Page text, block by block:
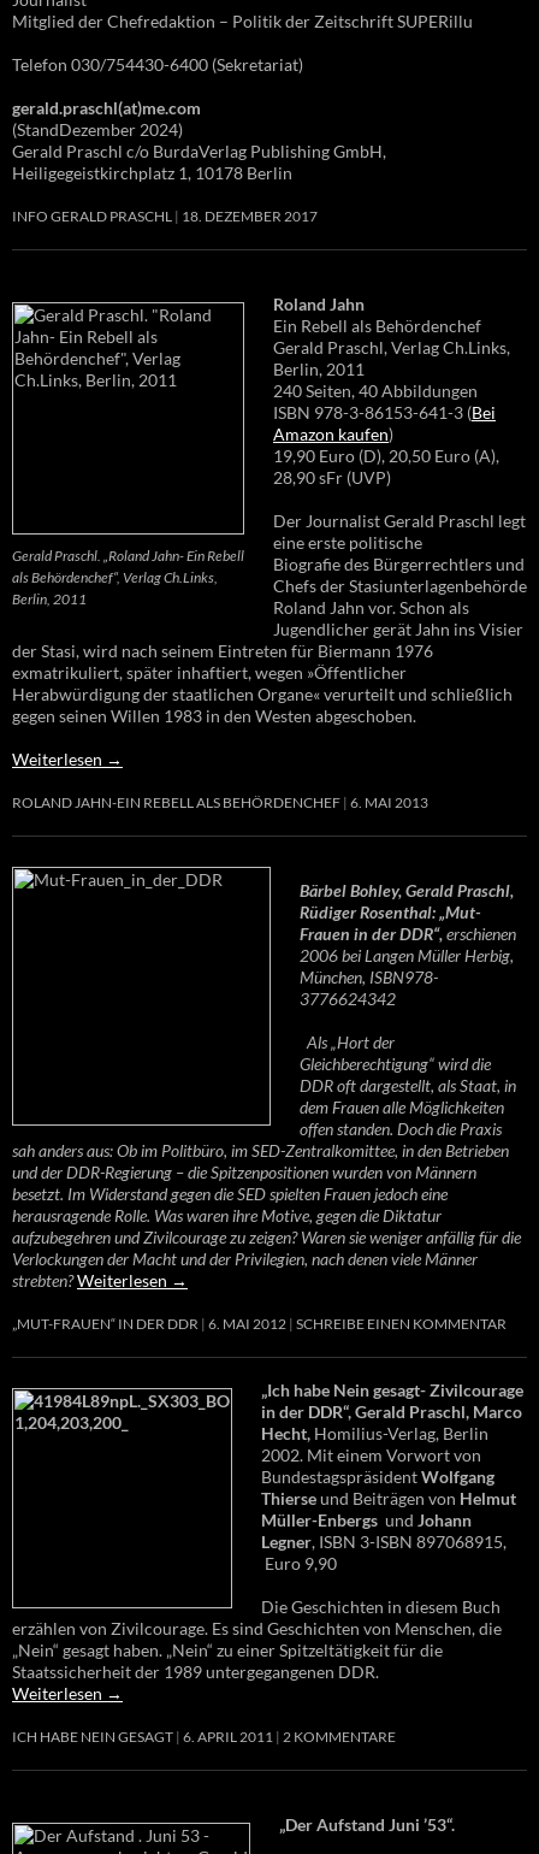
Mitglied der Chefredaktion – Politik der Zeitschrift SUPERillu
Telefon 030/754430-6400 (Sekretariat)
gerald.praschl(at)me.com
(StandDezember 2024)
Gerald Praschl c/o BurdaVerlag Publishing GmbH,
Heiligegeistkirchplatz 1, 10178 Berlin
INFO GERALD PRASCHL 18. DEZEMBER 2017
Gerald Praschl. „Roland Jahn- Ein Rebell
als Behördenchef“, Verlag Ch.Links,
Berlin, 2011
Roland Jahn
Ein Rebell als Behördenchef
Gerald Praschl, Verlag Ch.Links,
Berlin, 2011
240 Seiten, 40 Abbildungen
ISBN 978-3-86153-641-3 (Bei
Amazon kaufen)
19,90 Euro (D), 20,50 Euro (A),
28,90 sFr (UVP)
Der Journalist Gerald Praschl legt
eine erste politische
Biografie des Bürgerrechtlers und
Chefs der Stasiunterlagenbehörde
Roland Jahn vor. Schon als
Jugendlicher gerät Jahn ins Visier
der Stasi, wird nach seinem Eintreten für Biermann 1976
exmatrikuliert, später inhaftiert, wegen »Öffentlicher
Herabwürdigung der staatlichen Organe« verurteilt und schließlich
gegen seinen Willen 1983 in den Westen abgeschoben.
Weiterlesen →
ROLAND JAHN-EIN REBELL ALS BEHÖRDENCHEF 6. MAI 2013
Bärbel Bohley, Gerald Praschl,
Rüdiger Rosenthal: „Mut-
Frauen in der DDR“,erschienen
2006 bei Langen Müller Herbig,
München, ISBN978-
3776624342
Als „Hort der
Gleichberechtigung“ wird die
DDR oft dargestellt, als Staat, in
dem Frauen alle Möglichkeiten
offen standen. Doch die Praxis
sah anders aus: Ob im Politbüro, im SED-Zentralkomittee, in den Betrieben
und der DDR-Regierung – die Spitzenpositionen wurden von Männern
besetzt. Im Widerstand gegen die SED spielten Frauen jedoch eine
herausragende Rolle. Was waren ihre Motive, gegen die Diktatur
aufzubegehren und Zivilcourage zu zeigen? Waren sie weniger anfällig für die
Verlockungen der Macht und der Privilegien, nach denen viele Männer
strebten?Weiterlesen →
„MUT-FRAUEN“ IN DER DDR 6. MAI 2012 SCHREIBE EINEN KOMMENTAR
„Ich habe Nein gesagt- Zivilcourage
in der DDR“, Gerald Praschl, Marco
Hecht, Homilius-Verlag, Berlin
2002. Mit einem Vorwort von
BundestagspräsidentWolfgang
Thierseund Beiträgen von Helmut
Müller-Enbergs und Johann
Legner, ISBN 3-ISBN 897068915,
Euro 9,90
Die Geschichten in diesem Buch
erzählen von Zivilcourage. Es sind Geschichten von Menschen, die
„Nein“ gesagt haben. „Nein“ zu einer Spitzeltätigkeit für die
Staatssicherheit der 1989 untergegangenen DDR.
Weiterlesen →
ICH HABE NEIN GESAGT 6. APRIL 2011 2 KOMMENTARE
„Der Aufstand Juni ’53“.